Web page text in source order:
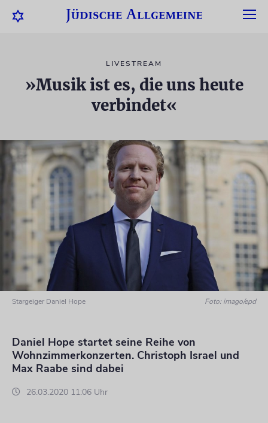
LIVESTREAM
»Musik ist es, die uns heute
verbindet«
Stargeiger Daniel Hope Foto: imago/epd
Daniel Hope startet seine Reihe von
Wohnzimmerkonzerten. Christoph Israel und
Max Raabe sind dabei
26.03.2020 11:06 Uhr